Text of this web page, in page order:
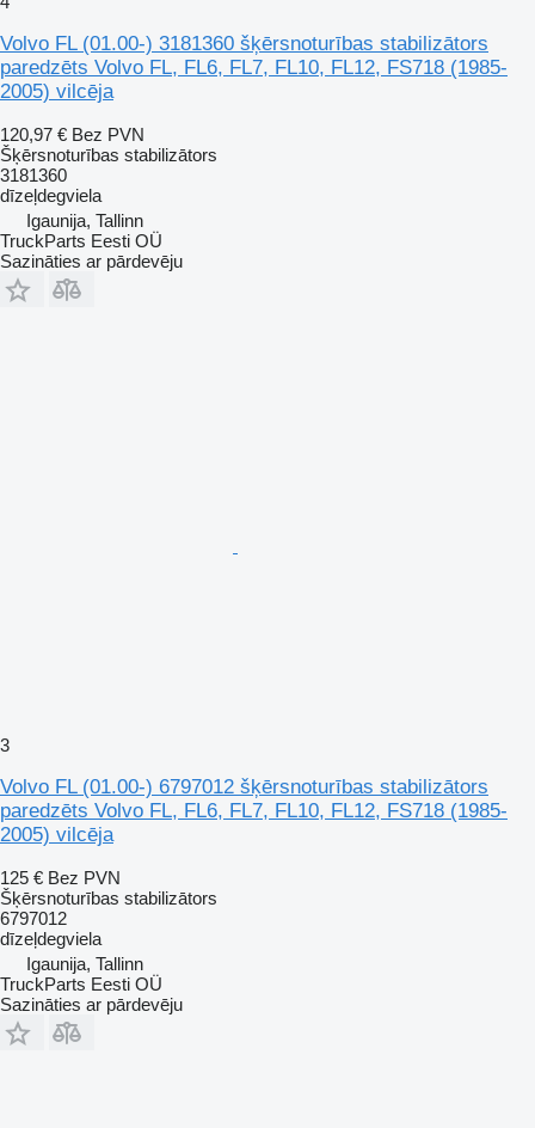
Volvo FL (01.00-) 3181360 šķērsnoturības stabilizātors
paredzēts Volvo FL, FL6, FL7, FL10, FL12, FS718 (1985-
2005) vilcēja
120,97 € Bez PVN
Šķērsnoturības stabilizātors
3181360
dīzeļdegviela
Igaunija, Tallinn
TruckParts Eesti OÜ
Sazināties ar pārdevēju
3
Volvo FL (01.00-) 6797012 šķērsnoturības stabilizātors
paredzēts Volvo FL, FL6, FL7, FL10, FL12, FS718 (1985-
2005) vilcēja
125 € Bez PVN
Šķērsnoturības stabilizātors
6797012
dīzeļdegviela
Igaunija, Tallinn
TruckParts Eesti OÜ
Sazināties ar pārdevēju